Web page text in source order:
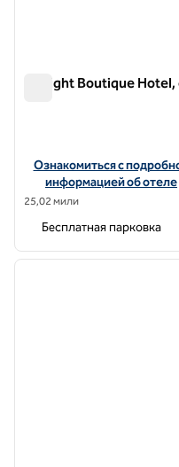
DeLight Boutique Hotel,
Посмотреть
Ознакомиться с
информацией об отеле
25,02 мили
Бесплатная парковка
1 из 11